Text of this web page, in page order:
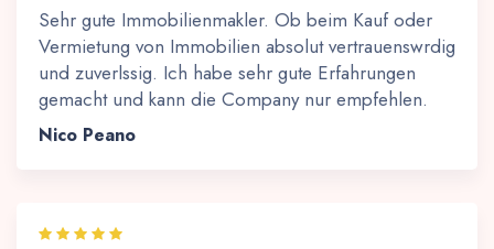
Sehr gute Immobilienmakler. Ob beim Kauf oder
Vermietung von Immobilien absolut vertrauenswrdig
und zuverlssig. Ich habe sehr gute Erfahrungen
gemacht und kann die Company nur empfehlen.
Nico Peano